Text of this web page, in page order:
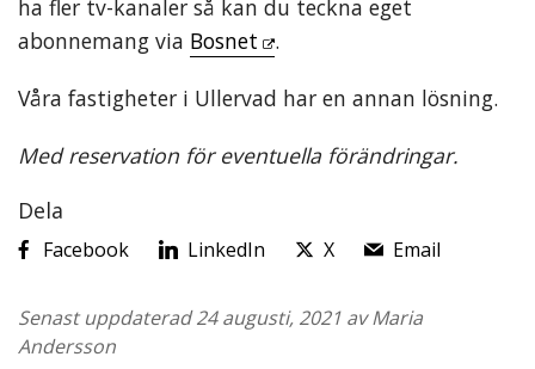
ha fler tv-kanaler så kan du teckna eget
abonnemang via Bosnet
.
Våra fastigheter i Ullervad har en annan lösning.
Med reservation för eventuella förändringar.
Dela
Facebook LinkedIn X Email
Senast uppdaterad 24 augusti, 2021 av Maria
Andersson